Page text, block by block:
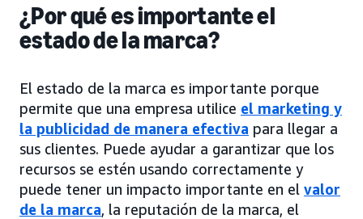
¿Por qué es importante el
estado de la marca?
El estado de la marca es importante porque
permite que una empresa utilice el marketing y
la publicidad de manera efectiva para llegar a
sus clientes. Puede ayudar a garantizar que los
recursos se estén usando correctamente y
puede tener un impacto importante en el valor
de la marca, la reputación de la marca, el